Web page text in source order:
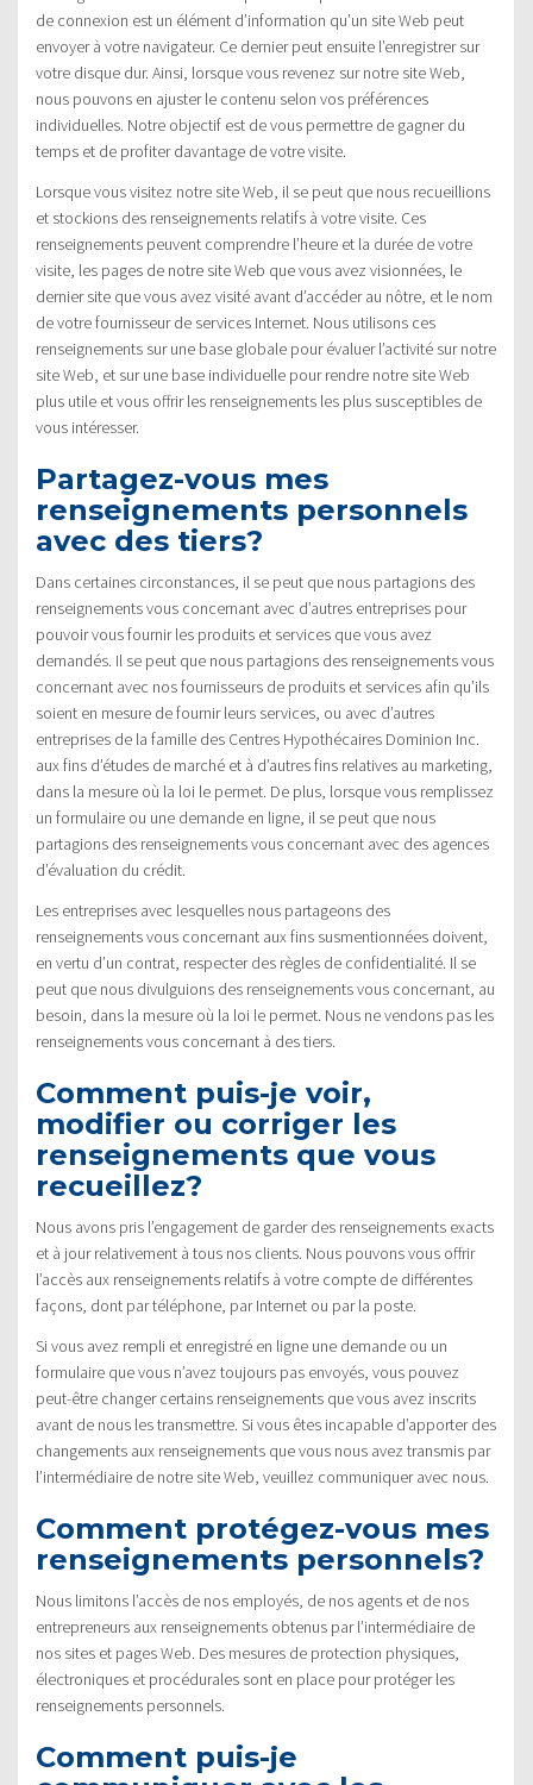
de connexion est un élément d’information qu’un site Web peut
envoyer à votre navigateur. Ce dernier peut ensuite l’enregistrer sur
votre disque dur. Ainsi, lorsque vous revenez sur notre site Web,
nous pouvons en ajuster le contenu selon vos préférences
individuelles. Notre objectif est de vous permettre de gagner du
temps et de profiter davantage de votre visite.
Lorsque vous visitez notre site Web, il se peut que nous recueillions
et stockions des renseignements relatifs à votre visite. Ces
renseignements peuvent comprendre l’heure et la durée de votre
visite, les pages de notre site Web que vous avez visionnées, le
dernier site que vous avez visité avant d’accéder au nôtre, et le nom
de votre fournisseur de services Internet. Nous utilisons ces
renseignements sur une base globale pour évaluer l’activité sur notre
site Web, et sur une base individuelle pour rendre notre site Web
plus utile et vous offrir les renseignements les plus susceptibles de
vous intéresser.
Partagez-vous mes
renseignements personnels
avec des tiers?
Dans certaines circonstances, il se peut que nous partagions des
renseignements vous concernant avec d’autres entreprises pour
pouvoir vous fournir les produits et services que vous avez
demandés. Il se peut que nous partagions des renseignements vous
concernant avec nos fournisseurs de produits et services afin qu’ils
soient en mesure de fournir leurs services, ou avec d’autres
entreprises de la famille des Centres Hypothécaires Dominion Inc.
aux fins d’études de marché et à d’autres fins relatives au marketing,
dans la mesure où la loi le permet. De plus, lorsque vous remplissez
un formulaire ou une demande en ligne, il se peut que nous
partagions des renseignements vous concernant avec des agences
d’évaluation du crédit.
Les entreprises avec lesquelles nous partageons des
renseignements vous concernant aux fins susmentionnées doivent,
en vertu d’un contrat, respecter des règles de confidentialité. Il se
peut que nous divulguions des renseignements vous concernant, au
besoin, dans la mesure où la loi le permet. Nous ne vendons pas les
renseignements vous concernant à des tiers.
Comment puis-je voir,
modifier ou corriger les
renseignements que vous
recueillez?
Nous avons pris l’engagement de garder des renseignements exacts
et à jour relativement à tous nos clients. Nous pouvons vous offrir
l’accès aux renseignements relatifs à votre compte de différentes
façons, dont par téléphone, par Internet ou par la poste.
Si vous avez rempli et enregistré en ligne une demande ou un
formulaire que vous n’avez toujours pas envoyés, vous pouvez
peut-être changer certains renseignements que vous avez inscrits
avant de nous les transmettre. Si vous êtes incapable d’apporter des
changements aux renseignements que vous nous avez transmis par
l’intermédiaire de notre site Web, veuillez communiquer avec nous.
Comment protégez-vous mes
renseignements personnels?
Nous limitons l’accès de nos employés, de nos agents et de nos
entrepreneurs aux renseignements obtenus par l’intermédiaire de
nos sites et pages Web. Des mesures de protection physiques,
électroniques et procédurales sont en place pour protéger les
renseignements personnels.
Comment puis-je